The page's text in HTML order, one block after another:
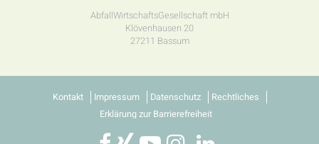
AbfallWirtschaftsGesellschaft mbH
Klövenhausen 20
27211 Bassum
Kontakt Impressum Datenschutz
Rechtliches
Erklärung zur Barrierefreiheit